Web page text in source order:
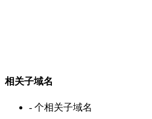
相关子域名
- 个相关子域名